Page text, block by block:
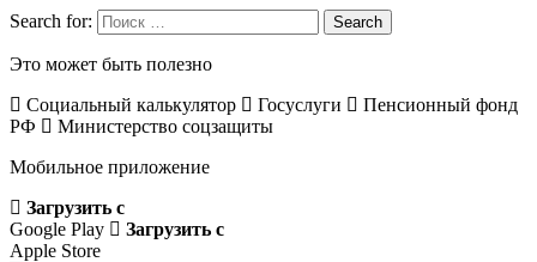
Search for: Search
Это может быть полезно
Социальный калькулятор
Госуслуги
Пенсионный фонд
РФ
Министерство соцзащиты
Мобильное приложение
Загрузить с
Google Play
Загрузить с
Apple Store